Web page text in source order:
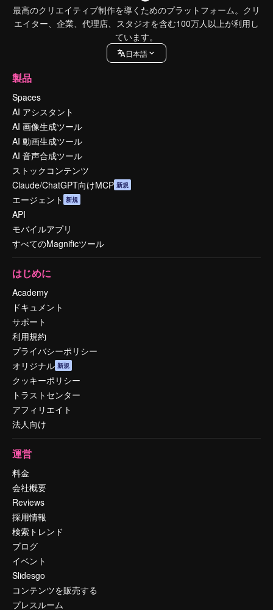
最高のクリエイティブ制作を導くためのプラットフォーム。クリ
エイター、企業、代理店、スタジオを含む100万人以上が利用し
ています。
日本語
製品
Spaces
AI アシスタント
AI 画像生成ツール
AI 動画生成ツール
AI 音声合成ツール
ストックコンテンツ
Claude/ChatGPT向けMCP 新規
エージェント 新規
API
モバイルアプリ
すべてのMagnificツール
はじめに
Academy
ドキュメント
サポート
利用規約
プライバシーポリシー
オリジナル 新規
クッキーポリシー
トラストセンター
アフィリエイト
法人向け
運営
料金
会社概要
Reviews
採用情報
検索トレンド
ブログ
イベント
Slidesgo
コンテンツを販売する
プレスルーム